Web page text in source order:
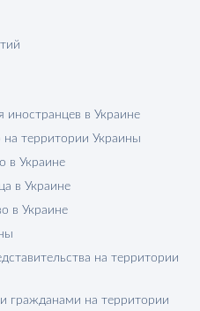
иностранцев в Украине
территории Украины
в Украине
в Украине
в Украине
на территории
гражданами на территории